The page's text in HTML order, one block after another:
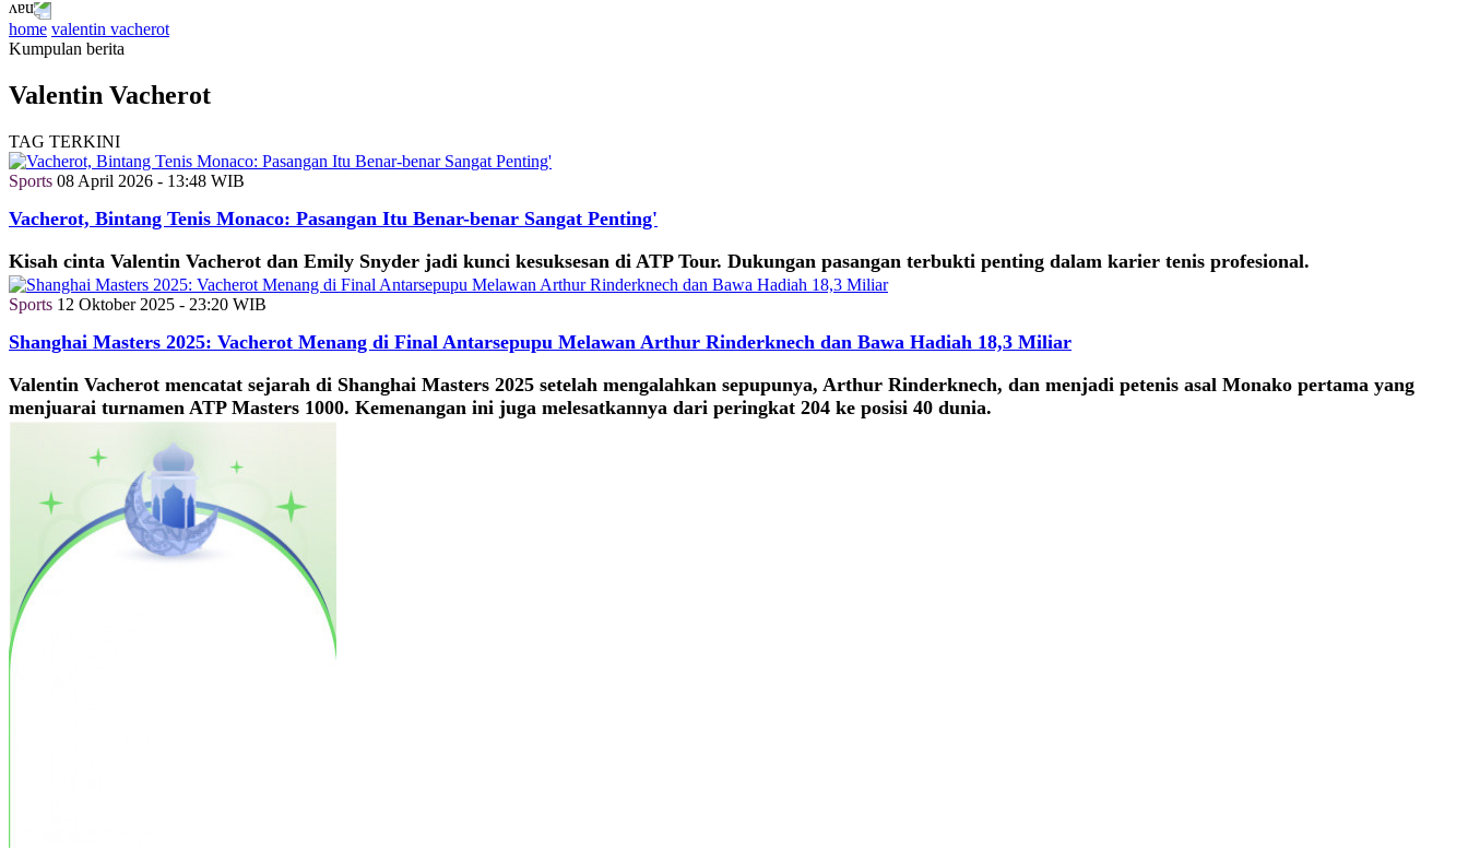
home valentin vacherot
Kumpulan berita
Valentin Vacherot
TAG TERKINI
Sports 08 April 2026 - 13:48 WIB
Vacherot, Bintang Tenis Monaco: Pasangan Itu Benar-benar Sangat Penting'
Kisah cinta Valentin Vacherot dan Emily Snyder jadi kunci kesuksesan di ATP Tour. Dukungan pasangan terbukti penting dalam karier tenis profesional.
Sports 12 Oktober 2025 - 23:20 WIB
Shanghai Masters 2025: Vacherot Menang di Final Antarsepupu Melawan Arthur Rinderknech dan Bawa Hadiah 18,3 Miliar
Valentin Vacherot mencatat sejarah di Shanghai Masters 2025 setelah mengalahkan sepupunya, Arthur Rinderknech, dan menjadi petenis asal Monako pertama yang
menjuarai turnamen ATP Masters 1000. Kemenangan ini juga melesatkannya dari peringkat 204 ke posisi 40 dunia.